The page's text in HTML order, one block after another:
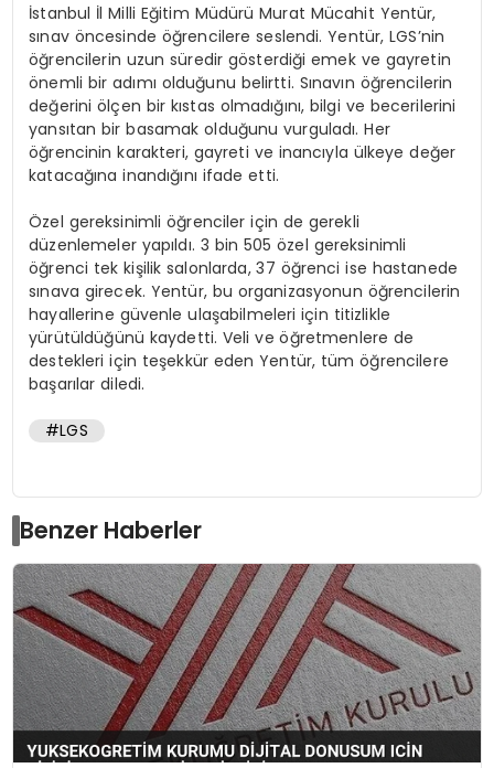
İstanbul İl Milli Eğitim Müdürü Murat Mücahit Yentür,
sınav öncesinde öğrencilere seslendi. Yentür, LGS’nin
öğrencilerin uzun süredir gösterdiği emek ve gayretin
önemli bir adımı olduğunu belirtti. Sınavın öğrencilerin
değerini ölçen bir kıstas olmadığını, bilgi ve becerilerini
yansıtan bir basamak olduğunu vurguladı. Her
öğrencinin karakteri, gayreti ve inancıyla ülkeye değer
katacağına inandığını ifade etti.
Özel gereksinimli öğrenciler için de gerekli
düzenlemeler yapıldı. 3 bin 505 özel gereksinimli
öğrenci tek kişilik salonlarda, 37 öğrenci ise hastanede
sınava girecek. Yentür, bu organizasyonun öğrencilerin
hayallerine güvenle ulaşabilmeleri için titizlikle
yürütüldüğünü kaydetti. Veli ve öğretmenlere de
destekleri için teşekkür eden Yentür, tüm öğrencilere
başarılar diledi.
#LGS
Benzer Haberler